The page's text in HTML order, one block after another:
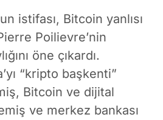
istifası, Bitcoin yanlısı
Poilievre’nin
öne çıkardı.
“kripto başkenti”
Bitcoin ve dijital
ve merkez bankası